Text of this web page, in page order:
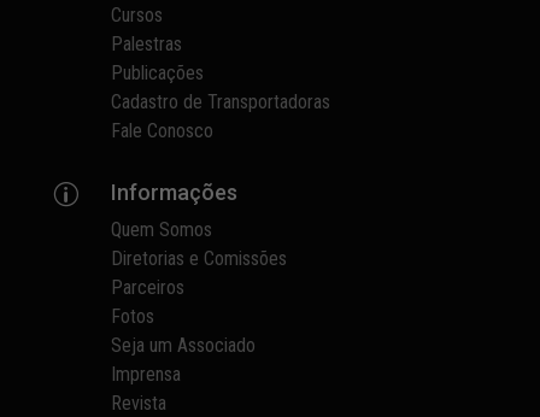
Cursos
Palestras
Publicações
Cadastro de Transportadoras
Fale Conosco
p Informações
Quem Somos
Diretorias e Comissões
Parceiros
Fotos
Seja um Associado
Imprensa
Revista